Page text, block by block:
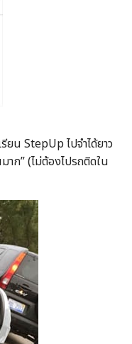
น StepUp ไปจำได้ยาว
าก” (ไม่ต้องไปรถติดใน